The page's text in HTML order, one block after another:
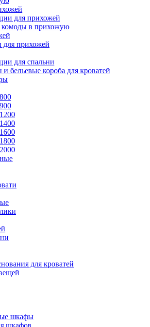
для прихожей
комоды в прихожую
для прихожей
для спальни
бельевые короба для кроватей
для кроватей
шкафы
шкафов